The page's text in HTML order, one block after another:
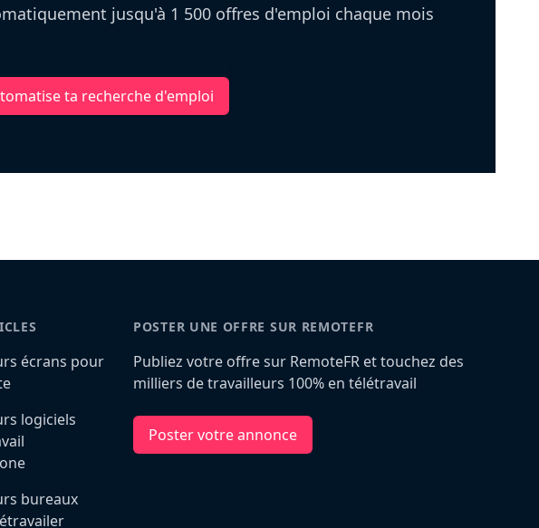
jusqu'à 1 500 offres d'emploi chaque mois
ta recherche d'emploi
écrans pour
logiciels
bureaux
POSTER UNE OFFRE SUR REMOTEFR
Publiez votre offre sur RemoteFR et touchez des
milliers de travailleurs 100% en télétravail
Poster votre annonce